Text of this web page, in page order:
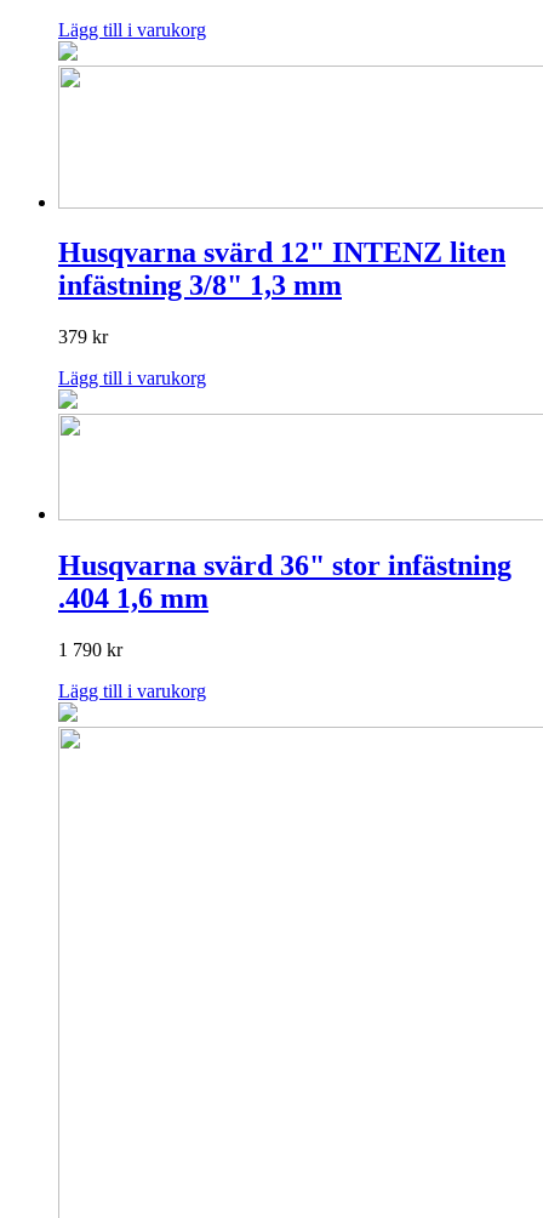
Lägg till i varukorg
Husqvarna svärd 12" INTENZ liten
infästning 3/8" 1,3 mm
379 kr
Lägg till i varukorg
Husqvarna svärd 36" stor infästning
.404 1,6 mm
1 790 kr
Lägg till i varukorg